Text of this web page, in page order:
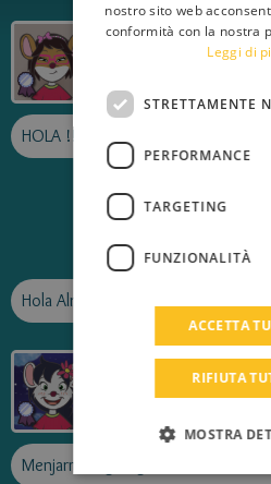
RatiCarme
2013-09-03
HOLA
Hola Alrat, hola Rat Lluïsa!!
Rat Lluïsa
2013-08-20
Menjarme algun gelat i no correr
nostro sito web
conformità con la nostra
Leggi di
STRETTAMENTE
PERFORMANCE
TARGETING
FUNZIONALITÀ
ACCETTA
RIFIUTA
MOSTRA